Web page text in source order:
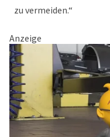
zu vermeiden.“
Anzeige